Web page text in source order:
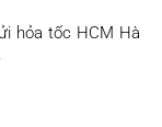
hỏa tốc HCM Hà